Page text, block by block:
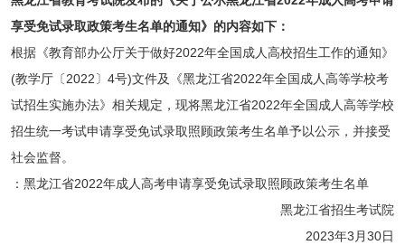
享受免试录取政策考生名单的通知》的内容如下：
根据《教育部办公厅关于做好2022年全国成人高校招生工作的通知》
(教学厅〔2022〕4号)文件及《黑龙江省2022年全国成人高等学校考
试招生实施办法》相关规定，现将黑龙江省2022年全国成人高等学校
招生统一考试申请享受免试录取照顾政策考生名单予以公示，并接受
社会监督。
：黑龙江省2022年成人高考申请享受免试录取照顾政策考生名单
黑龙江省招生考试院
2023年3月30日